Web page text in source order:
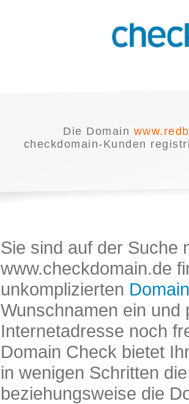
Die Domain
checkdomain-Kunden
Sie sind auf der Suche
www.checkdomain.de
unkomplizierten
Wunschnamen ein und
Internetadresse noch
Domain Check bietet
in wenigen Schritten
beziehungsweise die